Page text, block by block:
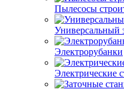
Пылесосы
Универсальный
Электрорубанки
Электрические